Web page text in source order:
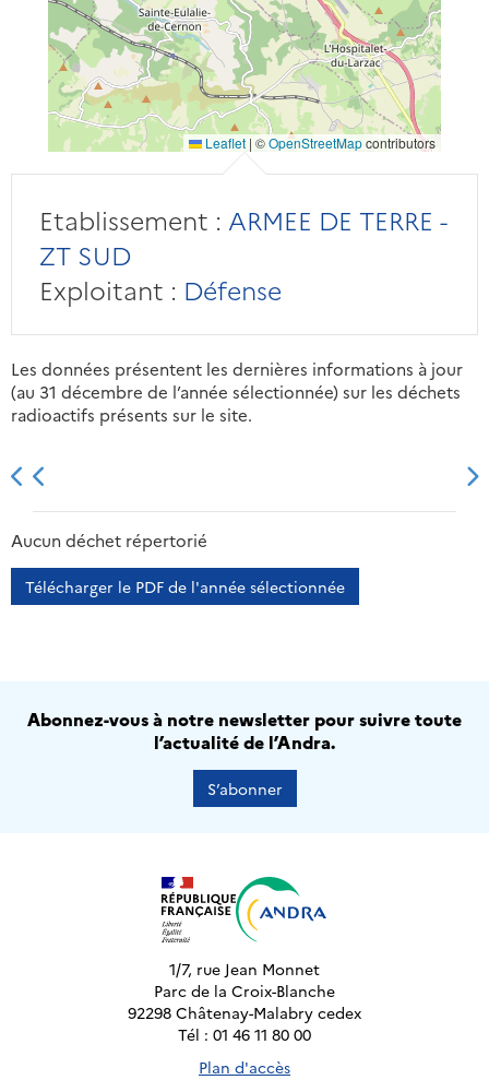
Leaflet | ©OpenStreetMapcontributors
Etablissement : ARMEE DE TERRE -
ZT SUD
Exploitant : Défense
Les données présentent les dernières informations à jour
(au 31 décembre de l’année sélectionnée) sur les déchets
radioactifs présents sur le site.
2013 2014
Aucun déchet répertorié
Télécharger le PDF de l'année sélectionnée
Abonnez-vous à notre newsletter pour suivre toute
l’actualité de l’Andra.
S’abonner
1/7, rue Jean Monnet
Parc de la Croix-Blanche
92298 Châtenay-Malabry cedex
Tél : 01 46 11 80 00
Plan d'accès